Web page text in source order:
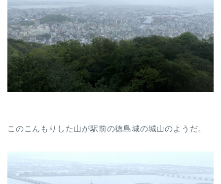
このこんもりした山が駅前の徳島城の城山のようだ。